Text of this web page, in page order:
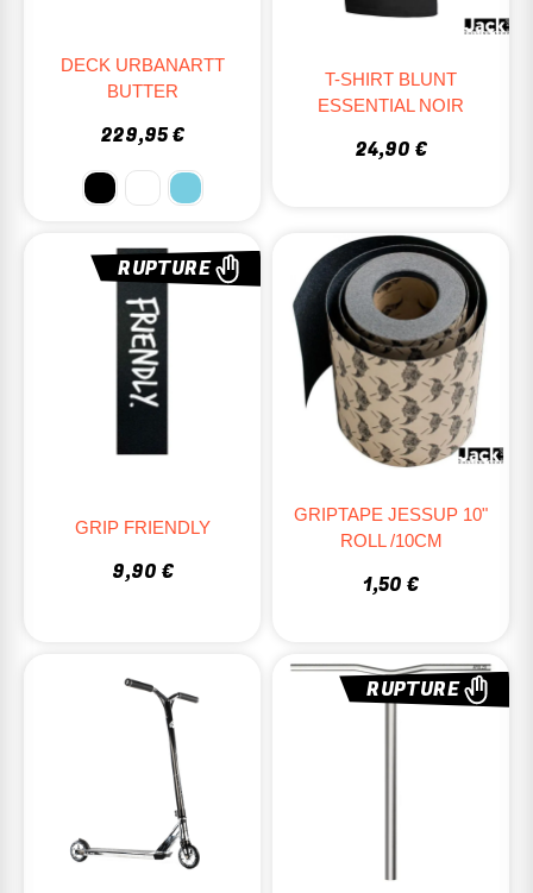
DECK URBANARTT
BUTTER
229,95 €
T-SHIRT BLUNT
ESSENTIAL NOIR
24,90 €
RUPTURE
GRIP FRIENDLY
9,90 €
GRIPTAPE JESSUP 10"
ROLL /10CM
1,50 €
RUPTURE